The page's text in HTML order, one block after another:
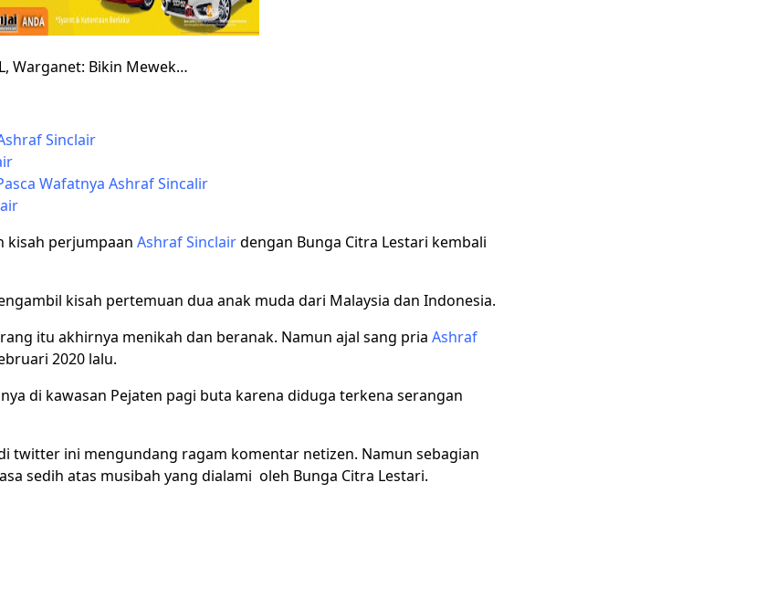
Warganet: Bikin Mewek…
Sinclair
Wafatnya Ashraf Sincalir
kisah perjumpaan Ashraf Sinclairdengan Bunga Citra Lestari kembali
kisah pertemuan dua anak muda dari Malaysia dan Indonesia.
itu akhirnya menikah dan beranak. Namun ajal sang pria Ashraf
2020 lalu.
di kawasan Pejaten pagi buta karena diduga terkena serangan
twitter ini mengundang ragam komentar netizen. Namun sebagian
sedih atas musibah yang dialami oleh Bunga Citra Lestari.